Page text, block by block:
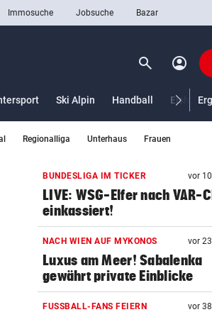
Immosuche Jobsuche Bazar
search Suchen
account_circle
Ski Alpin Handball
Regionalliga Unterhaus Frauen
BUNDESLIGA IM TICKER vor
LIVE: WSG-Elfer nach VAR-
einkassiert!
NACH WIEN AUF MYKONOS vor
Luxus am Meer! Sabalenka
gewährt private Einblicke
FUSSBALL-FANS FEIERN vor